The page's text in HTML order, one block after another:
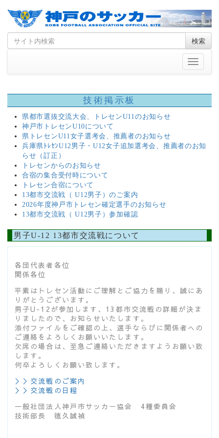
Skip
to
Search
for
検索
Toggle
技術掲示板
県都市選抜交流大会、トレセンU11のお知らせ
神戸市トレセンU10について
県トレセンU11女子選考会、推薦者のお知らせ
兵庫県ﾄﾚｾﾝU12男子・U12女子追加選考会、推薦者のお知
らせ（訂正）
トレセンからのお知らせ
合宿の集合受付時について
トレセン合宿について
13都市交流戦（ U12男子）のご案内
2026年度神戸市トレセン確定選手のお知らせ
13都市交流戦（ U12男子）参加確認
男子U-12 13都市交流戦について
各団代表者各位
関係各位
平素はトレセン活動にご理解とご協力を賜り、誠にあ
りがとうございます。
男子U-12が参加します、13都市交流戦の詳細が決ま
りましたので、お知らせいたします。
添付ファイルをご確認の上、選手ならびに関係者への
ご連絡をよろしくお願いいたします。
欠席の場合は、至急ご連絡いただきますようお願い致
します。
何卒よろしくお願い致します。
＞＞交流戦のご案内
＞＞交流戦の日程
一般社団法人神戸市サッカー協会 4種委員会
技術部長 徳久誠禎